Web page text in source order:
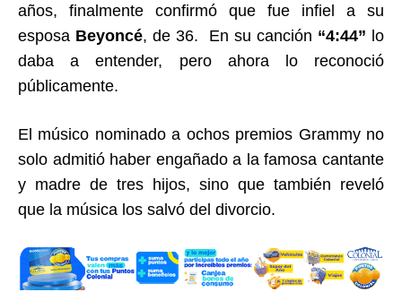
años, finalmente confirmó que fue infiel a su
esposa Beyoncé, de 36. En su canción “4:44” lo
daba a entender, pero ahora lo reconoció
públicamente.
El músico nominado a ochos premios Grammy no
solo admitió haber engañado a la famosa cantante
y madre de tres hijos, sino que también reveló
que la música los salvó del divorcio.